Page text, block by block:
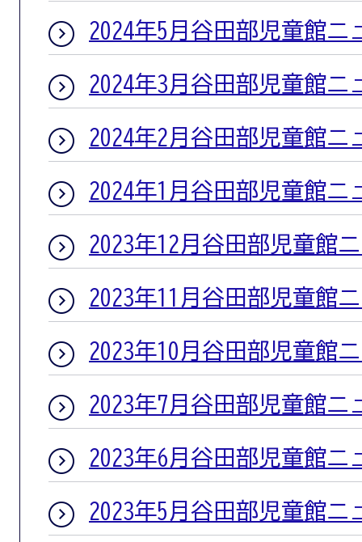
2024年5月谷田部児童館ニ
2024年3月谷田部児童館ニ
2024年2月谷田部児童館ニ
2024年1月谷田部児童館ニ
2023年12月谷田部児童館
2023年11月谷田部児童館
2023年10月谷田部児童館
2023年7月谷田部児童館ニ
2023年6月谷田部児童館ニ
2023年5月谷田部児童館ニ